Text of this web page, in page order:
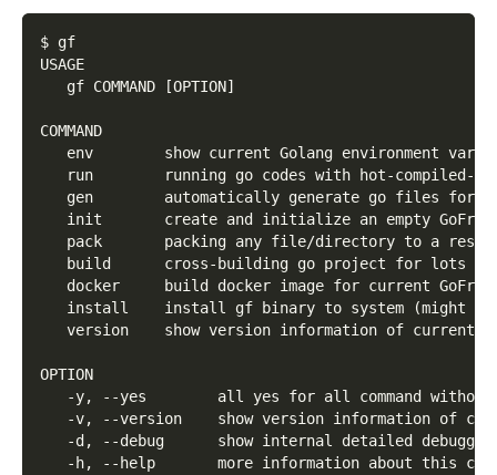
$ gf
USAGE
   gf COMMAND [OPTION]
COMMAND
env        show current Golang environment
run        running go codes with hot-compiled-
gen        automatically generate go files for
init       create and initialize an empty
pack       packing any file/directory to a
build      cross-building go project for lots
docker     build docker image for current
install    install gf binary to system (might
version    show version information of current
OPTION
-y, --yes        all yes for all command
-v, --version    show version information of
-d, --debug      show internal detailed
-h, --help       more information about this